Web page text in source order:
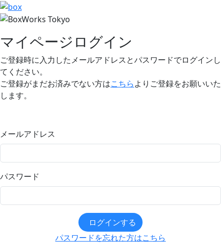
マイページログイン
ご登録時に入力したメールアドレスとパスワードでログインし
てください。
ご登録がまだお済みでない方はこちらよりご登録をお願いいた
します。
メールアドレス
パスワード
ログインする
パスワードを忘れた方はこちら